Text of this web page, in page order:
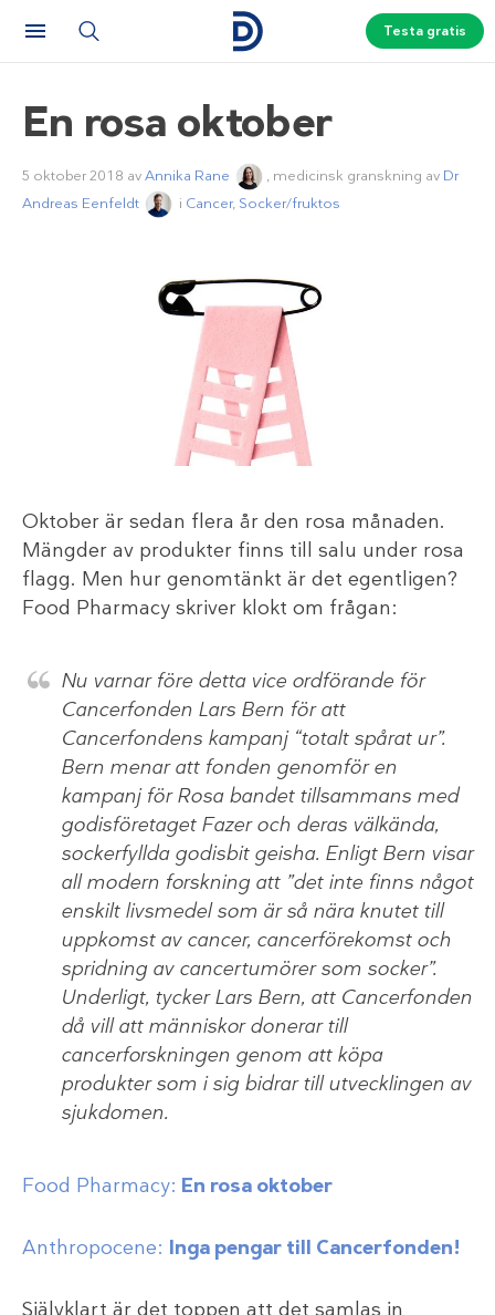
Testa gratis
En rosa oktober
5 oktober 2018 avAnnika Rane , medicinsk granskning av Dr
Andreas Eenfeldt
i Cancer, Socker/fruktos
Oktober är sedan flera år den rosa månaden.
Mängder av produkter finns till salu under rosa
flagg. Men hur genomtänkt är det egentligen?
Food Pharmacy skriver klokt om frågan:
Nu varnar före detta vice ordförande för
Cancerfonden Lars Bern för att
Cancerfondens kampanj “totalt spårat ur”.
Bern menar att fonden genomför en
kampanj för Rosa bandet tillsammans med
godisföretaget Fazer och deras välkända,
sockerfyllda godisbit geisha. Enligt Bern visar
all modern forskning att ”det inte finns något
enskilt livsmedel som är så nära knutet till
uppkomst av cancer, cancerförekomst och
spridning av cancertumörer som socker”.
Underligt, tycker Lars Bern, att Cancerfonden
då vill att människor donerar till
cancerforskningen genom att köpa
produkter som i sig bidrar till utvecklingen av
sjukdomen.
Food Pharmacy: En rosa oktober
Anthropocene: Inga pengar till Cancerfonden!